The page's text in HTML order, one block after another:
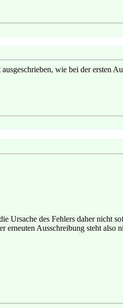
wie bei der ersten
Ursache des Fehlers daher nicht
Ausschreibung steht also